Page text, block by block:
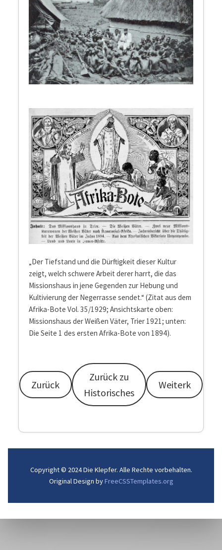
„Der Tiefstand und die Dürftigkeit dieser Kultur
zeigt, welch schwere Arbeit derer harrt, die das
Missionshaus in jene Gegenden zur Hebung und
Kultivierung der Negerrasse sendet.“ (Zitat aus dem
Afrika-Bote Vol. 35/1929; Ansichtskarte oben:
Missionshaus der Weißen Väter, Trier 1921; unten:
Die Seite 1 des ersten Afrika-Bote von 1894).
Zurück
Zurück zu
Historisches
Weiterk
Copyright © 2024 Die Klepfer. Alle Rechte vorbehalten.
Original Design byFreeCSSTemplates.org